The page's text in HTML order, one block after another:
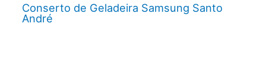
Conserto de Geladeira Samsung Santo
André